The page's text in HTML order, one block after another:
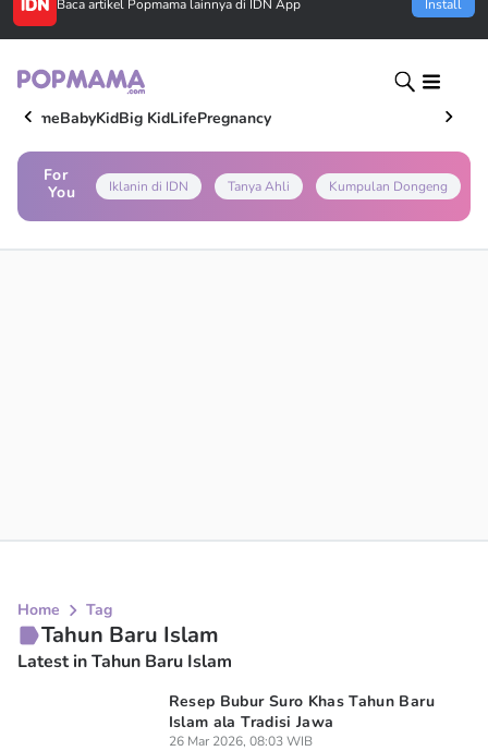
Baca artikel Popmama lainnya di IDN App Install
HomeBabyKidBig KidLifePregnancy
For
You
Iklanin di IDN Tanya Ahli Kumpulan Dongeng
Home Tag
Tahun Baru Islam
Latest in Tahun Baru Islam
Resep Bubur Suro Khas Tahun Baru
Islam ala Tradisi Jawa
26 Mar 2026, 08:03 WIB